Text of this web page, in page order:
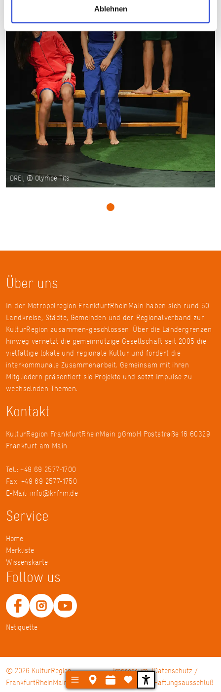
Ablehnen
DREI, © Olympe Tits
Über uns
In der Metropolregion FrankfurtRheinMain haben sich rund 50
Landkreise, Städte, Gemeinden und der Regionalverband zur
KulturRegion zusammen-geschlossen. Über die Ländergrenzen
hinweg vernetzt die gemeinnützige Gesellschaft seit 2005 die
vielfältige lokale und regionale Kultur und fördert die
interkommunale Zusammenarbeit. Gemeinsam mit ihren
Mitgliedern präsentiert sie Projekte und setzt Impulse zu
wechselnden Themen.
Kontakt
KulturRegion FrankfurtRheinMain gGmbH Poststraße 16 60329
Frankfurt am Main
Tel.: +49 69 2577-1700
Fax: +49 69 2577-1750
E-Mail: info@krfrm.de
Service
Home
Merkliste
Wissenskarte
Follow us
Netiquette
© 2026 KulturRegion
FrankfurtRheinMain gGmbH
Impressum Datenschutz /
Haftungsausschluß